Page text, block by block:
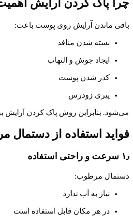
چرا پاک کردن آرایش
باقی ماندن آرایش روی پوست باعث:
بسته شدن منافذ
ایجاد جوش و التهاب
کدر شدن پوست
پیری زودرس
می‌شود. بنابراین روش پاک کردن آرایش
فواید استفاده از
۱٫ سرعت و راحتی استفاده
دستمال مرطوب:
نیاز به آب ندارد
در هر مکان قابل استفاده است